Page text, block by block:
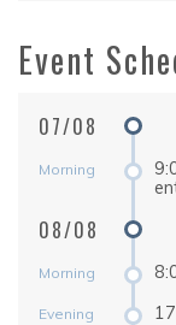
Event
07/08
Morning
08/08
Morning
Evening